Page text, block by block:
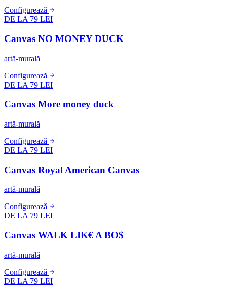
Configurează
DE LA 79 LEI
Canvas NO MONEY DUCK
artă-murală
Configurează
DE LA 79 LEI
Canvas More money duck
artă-murală
Configurează
DE LA 79 LEI
Canvas Royal American Canvas
artă-murală
Configurează
DE LA 79 LEI
Canvas WALK LIK€ A BO$
artă-murală
Configurează
DE LA 79 LEI